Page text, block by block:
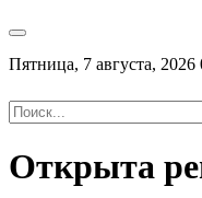
Пятница, 7 августа, 2026
Открыта